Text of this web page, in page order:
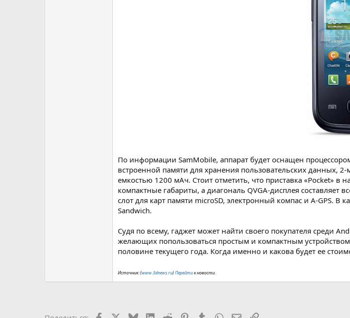
По информации SamMobile, аппарат будет оснащен
встроенной памяти для хранения пользовательских данных,
емкостью 1200 мАч. Стоит отметить, что приставка «Pocket» в
компактные габариты, а диагональ QVGA-дисплея
слот для карт памяти microSD, электронный компас и A-GPS. В
Sandwich.
Судя по всему, гаджет может найти своего покупателя среди
желающих попользоваться простым и компактным
половине текущего года. Когда именно и какова будет ее
Источник: (www.3dnews.ru)Перейтик новости.